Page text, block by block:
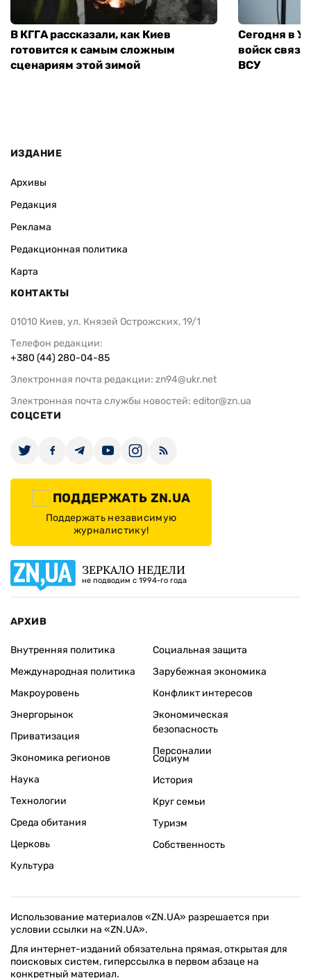
В КГГА рассказали, как Киев
готовится к самым сложным
сценариям этой зимой
Сегодня в
войск
ВСУ
ИЗДАНИЕ
Архивы
Редакция
Реклама
Редакционная политика
Карта
КОНТАКТЫ
01010 Киев, ул. Князей Острожских, 19/1
Телефон редакции:
+380 (44) 280-04-85
Электронная почта редакции: zn94@ukr.net
Электронная почта службы новостей: editor@zn.ua
СОЦСЕТИ
ПОДДЕРЖАТЬ ZN.UA
Поддержать независимую
журналистику!
ЗЕРКАЛО НЕДЕЛИ
не подводим с 1994-го года
АРХИВ
Внутренняя политика
Международная политика
Макроуровень
Энергорынок
Приватизация
Экономика регионов
Социальная защита
Зарубежная экономика
Конфликт интересов
Экономическая
безопасность
Персоналии
Наука
Технологии
Среда обитания
Церковь
Культура
Социум
История
Круг семьи
Туризм
Собственность
Использование материалов «ZN.UA» разрешается при
условии ссылки на «ZN.UA».
Для интернет-изданий обязательна прямая, открытая для
поисковых систем, гиперссылка в первом абзаце на
конкретный материал.